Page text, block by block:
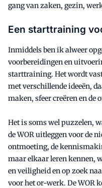
gang van zaken, gezin,
Een starttraining
Inmiddels ben ik alweer
voorbereidingen en
starttraining. Het wordt
met verschillende ideeën,
maken, sfeer creëren en
Het is soms wel puzzelen,
de WOR uitleggen voor de
ontmoeting, de
maar elkaar leren kennen,
en veiligheid en op zoek
voor het or-werk. De WOR